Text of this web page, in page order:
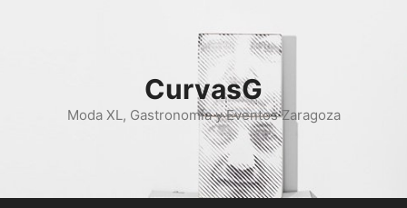
CurvasG
Moda XL, Gastronomía y Eventos Zaragoza